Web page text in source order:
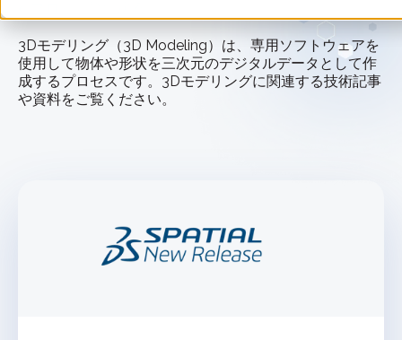
3Dモデリング（3D Modeling）は、専用ソフトウェアを
使用して物体や形状を三次元のデジタルデータとして作
成するプロセスです。3Dモデリングに関連する技術記事
や資料をご覧ください。